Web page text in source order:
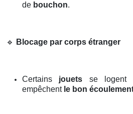
de bouchon.
🔹 Blocage par corps étranger
Certains jouets se logent
empêchent le bon